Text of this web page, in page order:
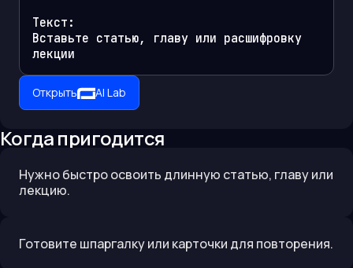
Текст:
Вставьте статью, главу или расшифровку
лекции
Открыть AI Lab
Когда пригодится
Нужно быстро освоить длинную статью, главу или
лекцию.
Готовите шпаргалку или карточки для повторения.